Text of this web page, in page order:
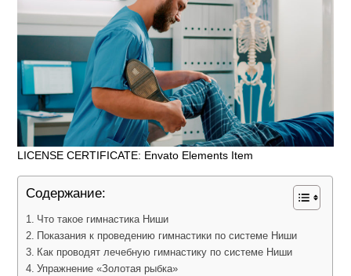
LICENSE CERTIFICATE: Envato Elements Item
Содержание:
Что такое гимнастика Ниши
Показания к проведению гимнастики по системе Ниши
Как проводят лечебную гимнастику по системе Ниши
Упражнение «Золотая рыбка»